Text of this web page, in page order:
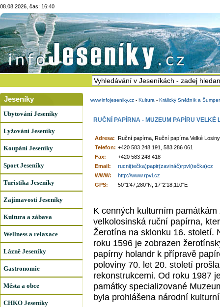
08.08.2026, čas: 16:40
Jeseníky
Ubytování Jeseníky
Lyžování Jeseníky
Koupání Jeseníky
Sport Jeseníky
Turistika Jeseníky
Zajímavosti Jeseníky
Kultura a zábava
Wellness a relaxace
Lázně Jeseníky
Gastronomie
Města a obce
CHKO Jeseníky
www.infojeseniky.cz - Kultura - Králický Sněžník a
RUČNÍ PAPÍRNA - MUZEUM PAPÍRU VELKÉ
Adresa: Ruční papírna, Ruční papírna Velké
Telefon: +420 583 248 191, 583 286 061
Fax:
+420 583 248 418
Email:
rucni(tečka)papir(zavináč)rpvl(tečka)cz
WWW:
http://www.rpvl.cz
GPS:
50°1'47,280"N, 17°2'18,110"E
K cenných kulturním
velkolosinská ruční papírna,
Žerotína na sklonku 16. století.
roku 1596 je zobrazen
papírny holandr k přípravě
poloviny 70. let 20. století
rekonstrukcemi. Od roku 1987
památky specializované
byla prohlášena národní